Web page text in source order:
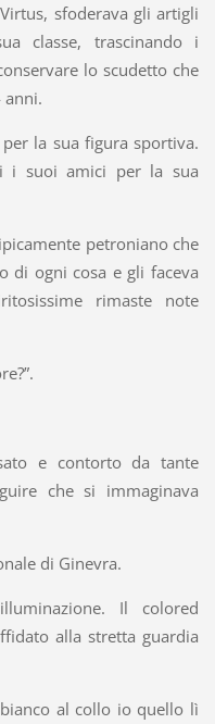
sfoderava gli artigli
classe, trascinando i
lo scudetto che
anni.
la sua figura sportiva.
i suoi amici per la sua
petroniano che
di ogni cosa e gli faceva
rimaste note
e contorto da tante
che si immaginava
di Ginevra.
Il colored
alla stretta guardia
al collo io quello lì